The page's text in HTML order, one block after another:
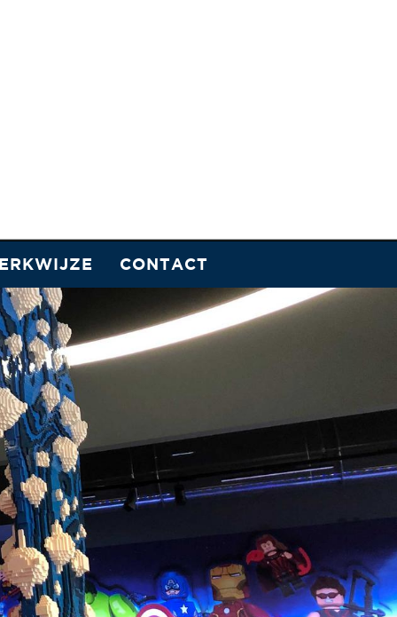
CONTACT